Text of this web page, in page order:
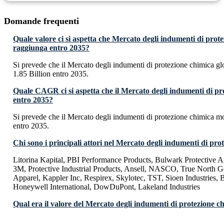
Domande frequenti
Quale valore ci si aspetta che Mercato degli indumenti di
raggiunga entro 2035?
Si prevede che il Mercato degli indumenti di protezione chimica
1.85 Billion entro 2035.
Quale CAGR ci si aspetta che il Mercato degli indumenti di
entro 2035?
Si prevede che il Mercato degli indumenti di protezione chimica
entro 2035.
Chi sono i principali attori nel Mercato degli indumenti di
Litorina Kapital, PBI Performance Products, Bulwark Protective
3M, Protective Industrial Products, Ansell, NASCO, True North
Apparel, Kappler Inc, Respirex, Skylotec, TST, Sioen Industries,
Honeywell International, DowDuPont, Lakeland Industries
Qual era il valore del Mercato degli indumenti di protezione